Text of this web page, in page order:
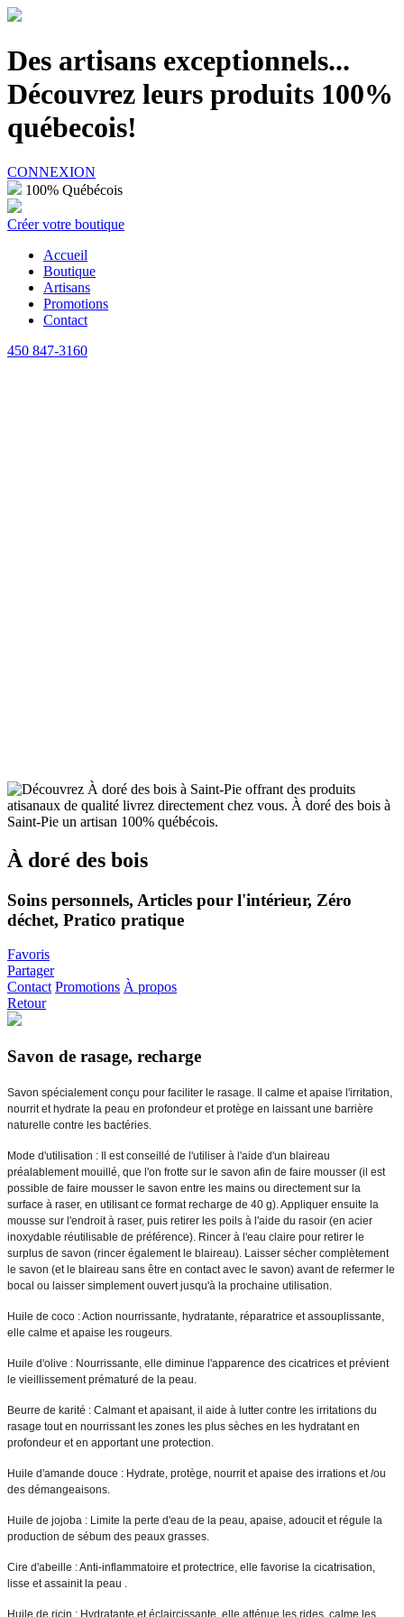
Des artisans exceptionnels...
Découvrez leurs produits 100%
québecois!
CONNEXION
100% Québécois
Créer votre boutique
Accueil
Boutique
Artisans
Promotions
Contact
450 847-3160
À doré des bois
Soins personnels, Articles pour l'intérieur, Zéro
déchet, Pratico pratique
Favoris
Partager
Contact Promotions À propos
Retour
Savon de rasage, recharge
Savon spécialement conçu pour faciliter le rasage. Il calme et apaise l'irritation,
nourrit et hydrate la peau en profondeur et protège en laissant une barrière
naturelle contre les bactéries.
Mode d'utilisation : Il est conseillé de l'utiliser à l'aide d'un blaireau
préalablement mouillé, que l'on frotte sur le savon afin de faire mousser (il est
possible de faire mousser le savon entre les mains ou directement sur la
surface à raser, en utilisant ce format recharge de 40 g). Appliquer ensuite la
mousse sur l'endroit à raser, puis retirer les poils à l'aide du rasoir (en acier
inoxydable réutilisable de préférence). Rincer à l'eau claire pour retirer le
surplus de savon (rincer également le blaireau). Laisser sécher complètement
le savon (et le blaireau sans être en contact avec le savon) avant de refermer le
bocal ou laisser simplement ouvert jusqu'à la prochaine utilisation.
Huile de coco : Action nourrissante, hydratante, réparatrice et assouplissante,
elle calme et apaise les rougeurs.
Huile d'olive : Nourrissante, elle diminue l'apparence des cicatrices et prévient
le vieillissement prématuré de la peau.
Beurre de karité : Calmant et apaisant, il aide à lutter contre les irritations du
rasage tout en nourrissant les zones les plus sèches en les hydratant en
profondeur et en apportant une protection.
Huile d'amande douce : Hydrate, protège, nourrit et apaise des irrations et /ou
des démangeaisons.
Huile de jojoba : Limite la perte d'eau de la peau, apaise, adoucit et régule la
production de sébum des peaux grasses.
Cire d'abeille : Anti-inflammatoire et protectrice, elle favorise la cicatrisation,
lisse et assainit la peau .
Huile de ricin : Hydratante et éclaircissante, elle atténue les rides, calme les